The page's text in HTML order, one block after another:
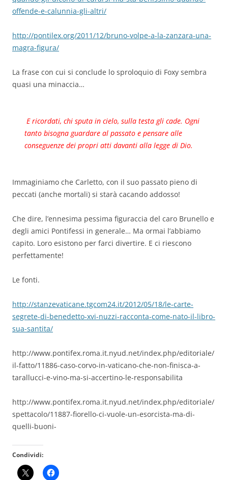
offende-e-calunnia-gli-altri/
http://pontilex.org/2011/12/bruno-volpe-a-la-zanzara-una-
magra-figura/
La frase con cui si conclude lo sproloquio di Foxy sembra
quasi una minaccia…
E ricordati, chi sputa in cielo, sulla testa gli cade. Ogni
tanto bisogna guardare al passato e pensare alle
conseguenze dei propri atti davanti alla legge di Dio.
Immaginiamo che Carletto, con il suo passato pieno di
peccati (anche mortali) si starà cacando addosso!
Che dire, l’ennesima pessima figuraccia del caro Brunello e
degli amici Pontifessi in generale… Ma ormai l’abbiamo
capito. Loro esistono per farci divertire. E ci riescono
perfettamente!
Le fonti.
http://stanzevaticane.tgcom24.it/2012/05/18/le-carte-
segrete-di-benedetto-xvi-nuzzi-racconta-come-nato-il-libro-
sua-santita/
http://www.pontifex.roma.it.nyud.net/index.php/editoriale/
il-fatto/11886-caso-corvo-in-vaticano-che-non-finisca-a-
tarallucci-e-vino-ma-si-accertino-le-responsabilita
http://www.pontifex.roma.it.nyud.net/index.php/editoriale/
spettacolo/11887-fiorello-ci-vuole-un-esorcista-ma-di-
quelli-buoni-
Condividi: